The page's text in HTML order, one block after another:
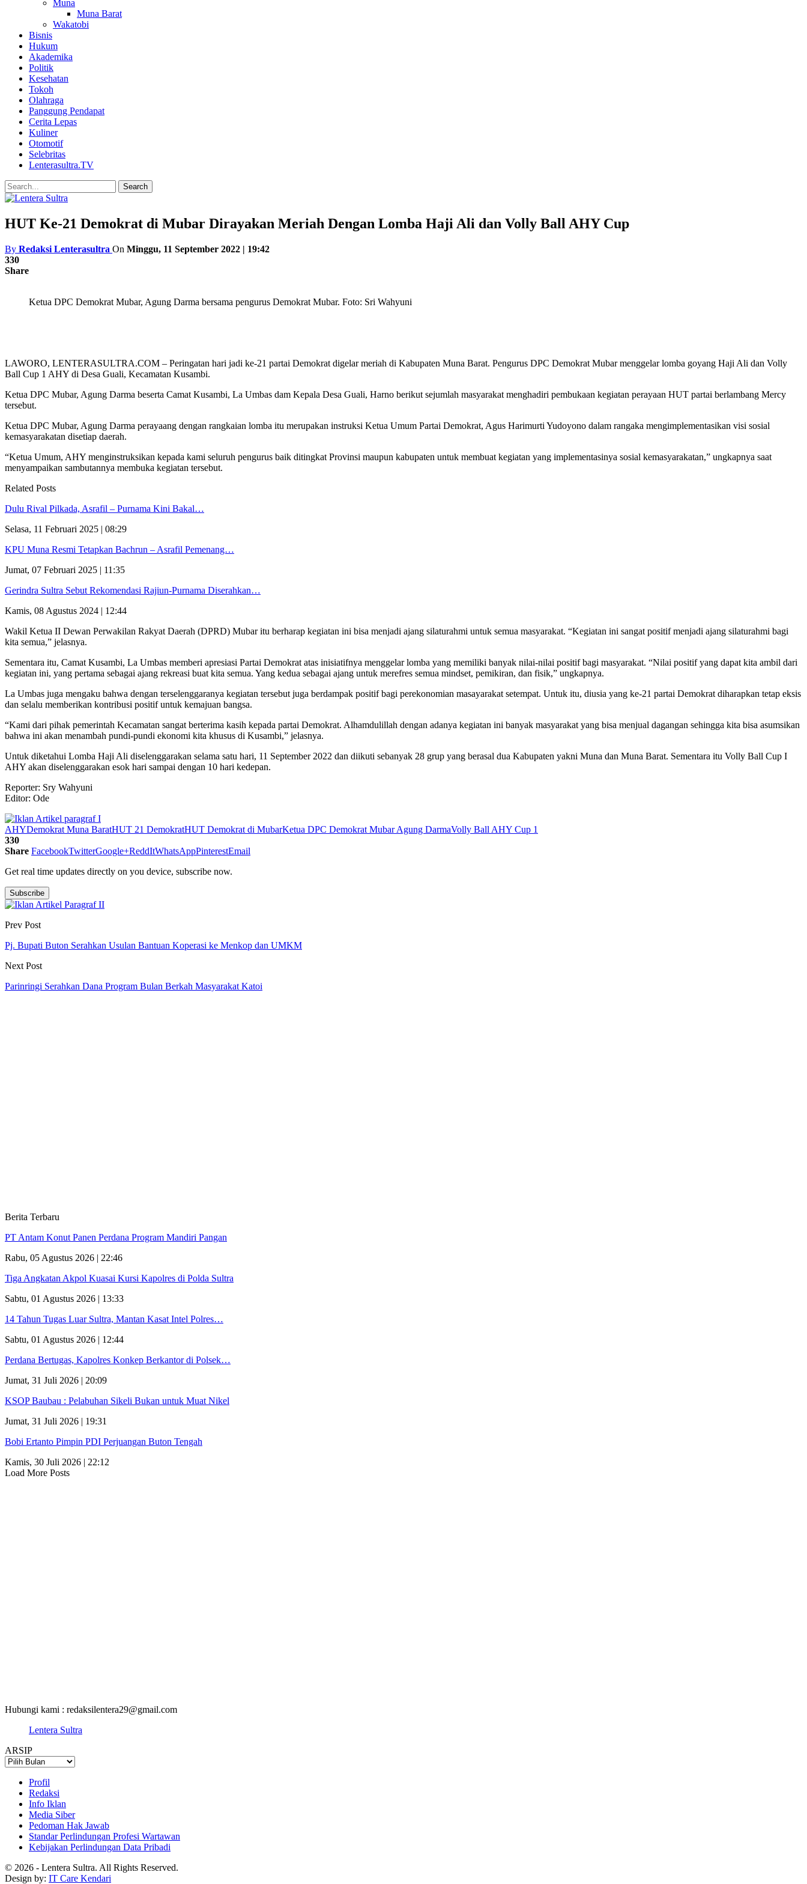
Muna
Muna Barat
Wakatobi
Bisnis
Hukum
Akademika
Politik
Kesehatan
Tokoh
Olahraga
Panggung Pendapat
Cerita Lepas
Kuliner
Otomotif
Selebritas
Lenterasultra.TV
HUT Ke-21 Demokrat di Mubar Dirayakan Meriah Dengan Lomba Haji Ali dan Volly Ball AHY Cup
By Redaksi Lenterasultra On Minggu, 11 September 2022 | 19:42
330
Share
Ketua DPC Demokrat Mubar, Agung Darma bersama pengurus Demokrat Mubar. Foto: Sri Wahyuni
LAWORO, LENTERASULTRA.COM – Peringatan hari jadi ke-21 partai Demokrat digelar meriah di Kabupaten Muna Barat. Pengurus DPC Demokrat Mubar menggelar lomba goyang Haji Ali dan Volly
Ball Cup 1 AHY di Desa Guali, Kecamatan Kusambi.
Ketua DPC Mubar, Agung Darma beserta Camat Kusambi, La Umbas dam Kepala Desa Guali, Harno berikut sejumlah masyarakat menghadiri pembukaan kegiatan perayaan HUT partai berlambang Mercy
tersebut.
Ketua DPC Mubar, Agung Darma perayaang dengan rangkaian lomba itu merupakan instruksi Ketua Umum Partai Demokrat, Agus Harimurti Yudoyono dalam rangaka mengimplementasikan visi sosial
kemasyarakatan disetiap daerah.
“Ketua Umum, AHY menginstruksikan kepada kami seluruh pengurus baik ditingkat Provinsi maupun kabupaten untuk membuat kegiatan yang implementasinya sosial kemasyarakatan,” ungkapnya saat
menyampaikan sambutannya membuka kegiatan tersebut.
Related Posts
Dulu Rival Pilkada, Asrafil – Purnama Kini Bakal…
Selasa, 11 Februari 2025 | 08:29
KPU Muna Resmi Tetapkan Bachrun – Asrafil Pemenang…
Jumat, 07 Februari 2025 | 11:35
Gerindra Sultra Sebut Rekomendasi Rajiun-Purnama Diserahkan…
Kamis, 08 Agustus 2024 | 12:44
Wakil Ketua II Dewan Perwakilan Rakyat Daerah (DPRD) Mubar itu berharap kegiatan ini bisa menjadi ajang silaturahmi untuk semua masyarakat. “Kegiatan ini sangat positif menjadi ajang silaturahmi bagi
kita semua,” jelasnya.
Sementara itu, Camat Kusambi, La Umbas memberi apresiasi Partai Demokrat atas inisiatifnya menggelar lomba yang memiliki banyak nilai-nilai positif bagi masyarakat. “Nilai positif yang dapat kita ambil dari
kegiatan ini, yang pertama sebagai ajang rekreasi buat kita semua. Yang kedua sebagai ajang untuk merefres semua mindset, pemikiran, dan fisik,” ungkapnya.
La Umbas juga mengaku bahwa dengan terselenggaranya kegiatan tersebut juga berdampak positif bagi perekonomian masayarakat setempat. Untuk itu, diusia yang ke-21 partai Demokrat diharapkan tetap eksis
dan selalu memberikan kontribusi positif untuk kemajuan bangsa.
“Kami dari pihak pemerintah Kecamatan sangat berterima kasih kepada partai Demokrat. Alhamdulillah dengan adanya kegiatan ini banyak masyarakat yang bisa menjual dagangan sehingga kita bisa asumsikan
bahwa ini akan menambah pundi-pundi ekonomi kita khusus di Kusambi,” jelasnya.
Untuk diketahui Lomba Haji Ali diselenggarakan selama satu hari, 11 September 2022 dan diikuti sebanyak 28 grup yang berasal dua Kabupaten yakni Muna dan Muna Barat. Sementara itu Volly Ball Cup I
AHY akan diselenggarakan esok hari sampai dengan 10 hari kedepan.
Reporter: Sry Wahyuni
Editor: Ode
AHYDemokrat Muna BaratHUT 21 DemokratHUT Demokrat di MubarKetua DPC Demokrat Mubar Agung DarmaVolly Ball AHY Cup 1
330
Share FacebookTwitterGoogle+ReddItWhatsAppPinterestEmail
Get real time updates directly on you device, subscribe now.
Subscribe
Prev Post
Pj. Bupati Buton Serahkan Usulan Bantuan Koperasi ke Menkop dan UMKM
Next Post
Parinringi Serahkan Dana Program Bulan Berkah Masyarakat Katoi
Berita Terbaru
PT Antam Konut Panen Perdana Program Mandiri Pangan
Rabu, 05 Agustus 2026 | 22:46
Tiga Angkatan Akpol Kuasai Kursi Kapolres di Polda Sultra
Sabtu, 01 Agustus 2026 | 13:33
14 Tahun Tugas Luar Sultra, Mantan Kasat Intel Polres…
Sabtu, 01 Agustus 2026 | 12:44
Perdana Bertugas, Kapolres Konkep Berkantor di Polsek…
Jumat, 31 Juli 2026 | 20:09
KSOP Baubau : Pelabuhan Sikeli Bukan untuk Muat Nikel
Jumat, 31 Juli 2026 | 19:31
Bobi Ertanto Pimpin PDI Perjuangan Buton Tengah
Kamis, 30 Juli 2026 | 22:12
Load More Posts
Hubungi kami : redaksilentera29@gmail.com
Lentera Sultra
ARSIP
ARSIP
Profil
Redaksi
Info Iklan
Media Siber
Pedoman Hak Jawab
Standar Perlindungan Profesi Wartawan
Kebijakan Perlindungan Data Pribadi
© 2026 - Lentera Sultra. All Rights Reserved.
Design by: IT Care Kendari